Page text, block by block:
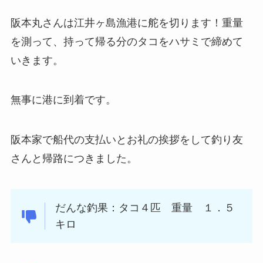
阪本丸さんは江井ヶ島漁港に舵を切ります！重量
を測って、持って帰る分のタコをハサミで締めて
いきます。
無事に港に到着です。
阪本家で船代の支払いとお礼の挨拶をして釣り友
さんと帰路につきました。
だんな釣果：タコ４匹 重量 １．５
キロ